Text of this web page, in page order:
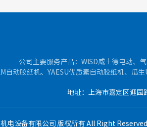
公司主要服务产品：WISD威士德电动、
自动胶纸机、YAESU优质素自动胶纸机、瓜
地址：上海市嘉定区
机电设备有限公司 版权所有 All Right